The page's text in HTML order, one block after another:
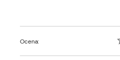
Ocena: